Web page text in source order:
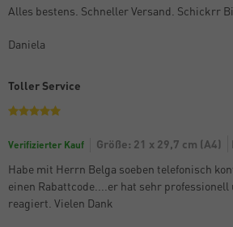
Alles bestens. Schneller Versand. Schickrr
Daniela
Toller Service
Verifizierter Kauf Größe: 21 x 29,7 cm (A4)
Habe mit Herrn Belga soeben telefonisch
einen Rabattcode....er hat sehr
reagiert. Vielen Dank